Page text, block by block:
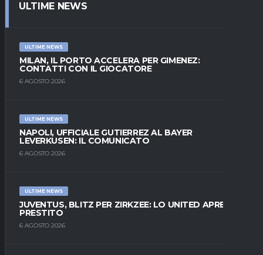
ULTIME NEWS
ULTIME NEWS
MILAN, IL PORTO ACCELERA PER GIMENEZ:
CONTATTI CON IL GIOCATORE
6 AGOSTO 2026
ULTIME NEWS
NAPOLI, UFFICIALE GUTIERREZ AL BAYER
LEVERKUSEN: IL COMUNICATO
6 AGOSTO 2026
ULTIME NEWS
JUVENTUS, BLITZ PER ZIRKZEE: LO UNITED APRE AL
PRESTITO
6 AGOSTO 2026